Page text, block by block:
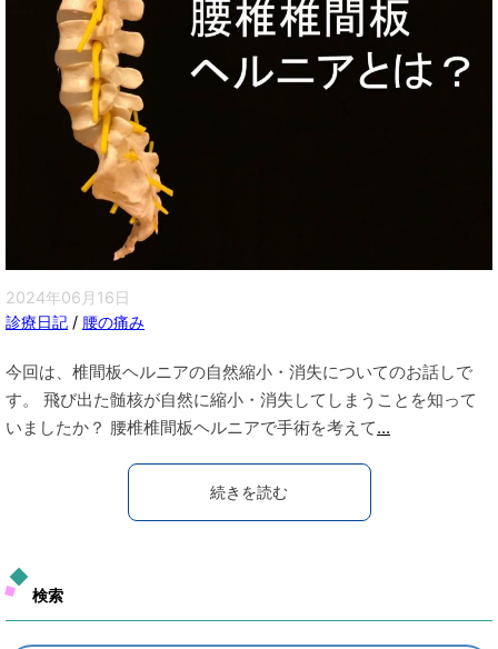
2024年06月16日
診療日記 / 腰の痛み
今回は、椎間板ヘルニアの自然縮小・消失についてのお話しで
す。 飛び出た髄核が自然に縮小・消失してしまうことを知って
いましたか？ 腰椎椎間板ヘルニアで手術を考えて...
続きを読む
検索